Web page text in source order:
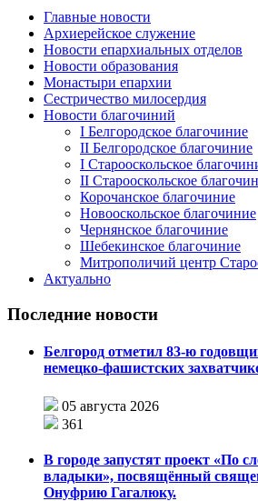
Главные новости
Архиерейское служение
Новости епархиальных отделов
Новости образования
Монастыри епархии
Сестричество милосердия
Новости благочиний
I Белгородское благочиние
II Белгородское благочиние
I Старооскольское
II Старооскольское
Корочанское благочиние
Новооскольское благочиние
Чернянское благочиние
Шебекинское благочиние
Митрополичий центр
Актуально
Последние новости
Белгород отметил 83-ю
немецко-фашистских
05 августа 2026
361
В городе запустят проект «По
владыки», посвящённый
Онуфрию Гагалюку.